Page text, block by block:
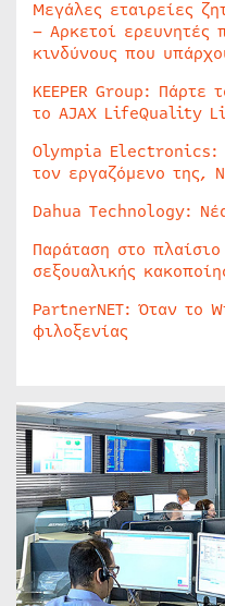
Μεγάλες εταιρείες
– Αρκετοί ερευνητές
κινδύνους που
KEEPER Group:
το AJAX LifeQuality
Olympia Electronics:
τον εργαζόμενο της,
Dahua Technology:
Παράταση στο
σεξουαλικής
PartnerNET: Όταν το
φιλοξενίας